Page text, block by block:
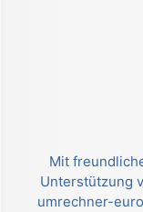
Mit
Unterstützung
umrechner-